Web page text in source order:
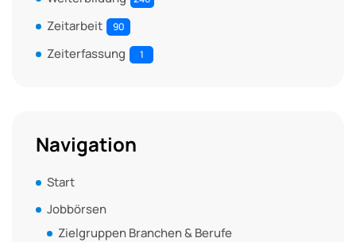
Zeitarbeit 90
Zeiterfassung 1
Navigation
Start
Jobbörsen
Zielgruppen Branchen & Berufe